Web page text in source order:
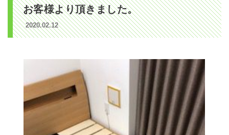
お客様より頂きました。
2020.02.12